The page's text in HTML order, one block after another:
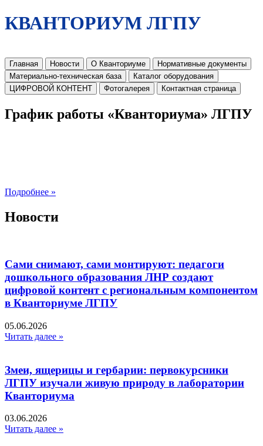
КВАНТОРИУМ ЛГПУ
Главная Новости О Кванториуме
Нормативные документы
Материально-техническая база
Каталог оборудования
ЦИФРОВОЙ КОНТЕНТ
Фотогалерея Контактная страница
График работы «Кванториума» ЛГПУ
Подробнее »
Новости
Сами снимают, сами монтируют: педагоги
дошкольного образования ЛНР создают
цифровой контент с региональным компонентом
в Кванториуме ЛГПУ​
05.06.2026
Читать далее »
Змеи, ящерицы и гербарии: первокурсники
ЛГПУ изучали живую природу в лаборатории
Кванториума
03.06.2026
Читать далее »